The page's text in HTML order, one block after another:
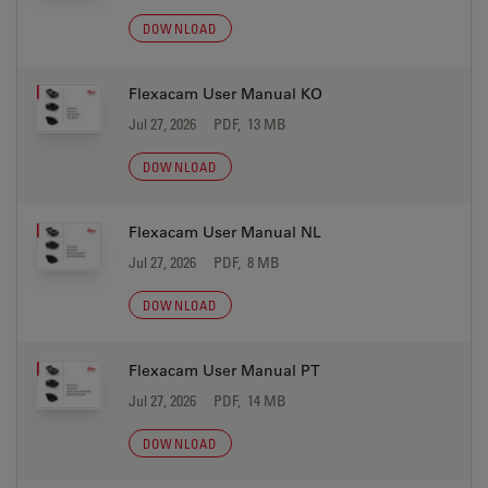
DOWNLOAD
Flexacam User Manual KO
Jul 27, 2026 PDF, 13 MB
DOWNLOAD
Flexacam User Manual NL
Jul 27, 2026 PDF, 8 MB
DOWNLOAD
Flexacam User Manual PT
Jul 27, 2026 PDF, 14 MB
DOWNLOAD